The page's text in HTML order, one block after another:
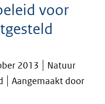
voor
2013
Natuur
Aangemaakt door